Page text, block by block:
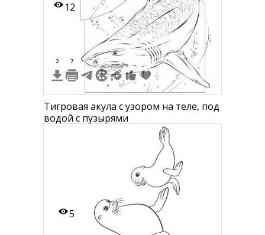
12
2 7
Тигровая акула с узором на теле, под
водой с пузырями
5